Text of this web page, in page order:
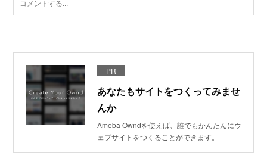
PR
あなたもサイトをつくってみませ
んか
Ameba Owndを使えば、誰でもかんたんにウ
ェブサイトをつくることができます。